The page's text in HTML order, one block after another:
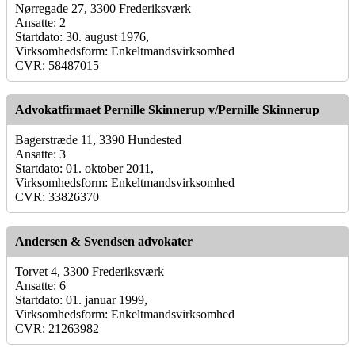
Nørregade 27, 3300 Frederiksværk
Ansatte: 2
Startdato: 30. august 1976,
Virksomhedsform: Enkeltmandsvirksomhed
CVR: 58487015
Advokatfirmaet Pernille Skinnerup v/Pernille Skinnerup
Bagerstræde 11, 3390 Hundested
Ansatte: 3
Startdato: 01. oktober 2011,
Virksomhedsform: Enkeltmandsvirksomhed
CVR: 33826370
Andersen & Svendsen advokater
Torvet 4, 3300 Frederiksværk
Ansatte: 6
Startdato: 01. januar 1999,
Virksomhedsform: Enkeltmandsvirksomhed
CVR: 21263982